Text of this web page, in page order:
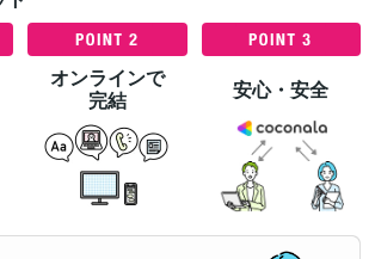
すべて見る
オンラインで
完結
安心・安全